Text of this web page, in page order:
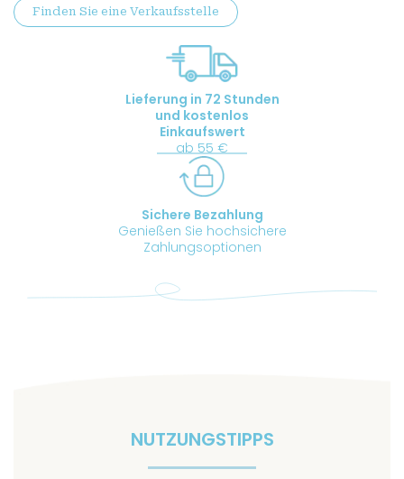
Finden Sie eine Verkaufsstelle
Lieferung in 72 Stunden
und kostenlos
Einkaufswert
ab 55 €
Sichere Bezahlung
Genießen Sie hochsichere
Zahlungsoptionen
NUTZUNGSTIPPS